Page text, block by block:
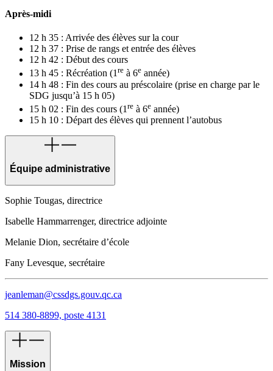
Après-midi
12 h 35 : Arrivée des élèves sur la cour
12 h 37 : Prise de rangs et entrée des élèves
12 h 42 : Début des cours
13 h 45 : Récréation (1re à 6e année)
14 h 48 : Fin des cours au préscolaire (prise en charge par le
SDG jusqu’à 15 h 05)
15 h 02 : Fin des cours (1 re à 6e année)
15 h 10 : Départ des élèves qui prennent l’autobus
Équipe administrative
Sophie Tougas, directrice
Isabelle Hammarrenger, directrice adjointe
Melanie Dion, secrétaire d’école
Fany Levesque, secrétaire
jeanleman@cssdgs.gouv.qc.ca
514 380-8899, poste 4131
Mission